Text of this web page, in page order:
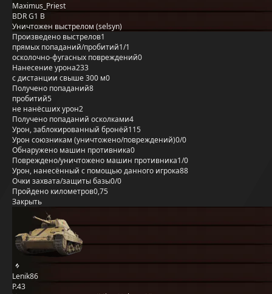
Maximus_Priest
BDR G1 B
Уничтожен выстрелом (selsyn)
Произведено выстрелов1
прямых попаданий/пробитий1/1
осколочно-фугасных повреждений0
Нанесение урона233
с дистанции свыше 300 м0
Получено попаданий8
пробитий5
не нанёсших урон2
Получено попаданий осколками4
Урон, заблокированный бронёй115
Урон союзникам (уничтожено/повреждений)0/0
Обнаружено машин противника0
Повреждено/уничтожено машин противника1/0
Урон, нанесённый с помощью данного игрока88
Очки захвата/защиты базы0/0
Пройдено километров0,75
Закрыть
Lenik86
P.43